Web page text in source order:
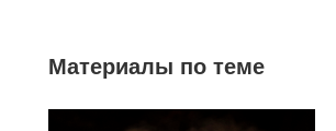
Материалы по теме